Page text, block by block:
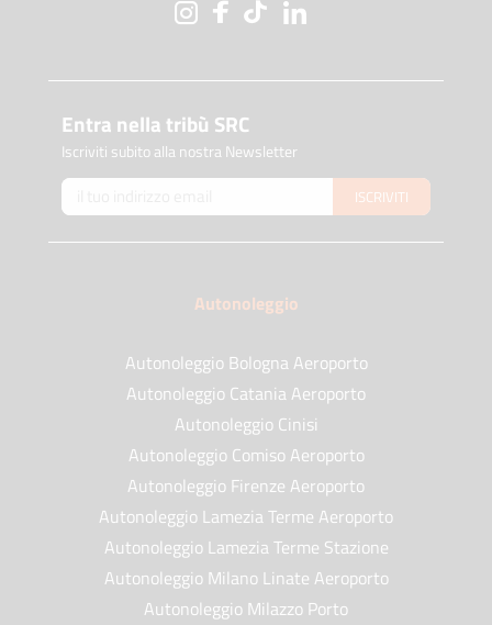
Entra nella tribù SRC
Iscriviti subito alla nostra Newsletter
ISCRIVITI
Autonoleggio
Autonoleggio Bologna Aeroporto
Autonoleggio Catania Aeroporto
Autonoleggio Cinisi
Autonoleggio Comiso Aeroporto
Autonoleggio Firenze Aeroporto
Autonoleggio Lamezia Terme Aeroporto
Autonoleggio Lamezia Terme Stazione
Autonoleggio Milano Linate Aeroporto
Autonoleggio Milazzo Porto